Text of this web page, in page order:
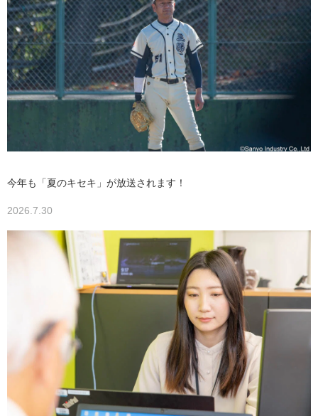
今年も「夏のキセキ」が放送されます！
2026.7.30